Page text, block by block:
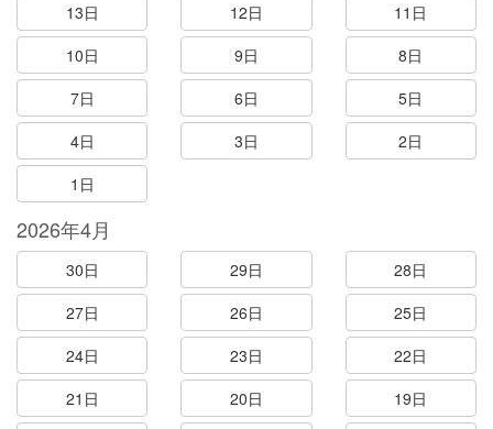
13日
12日
11日
10日
9日
8日
7日
6日
5日
4日
3日
2日
1日
2026年4月
30日 29日
28日
27日
26日
25日
24日
23日
22日
21日
20日
19日